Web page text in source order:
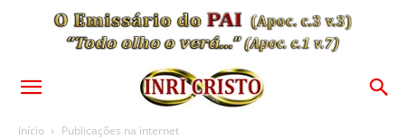
Início Publicações na internet